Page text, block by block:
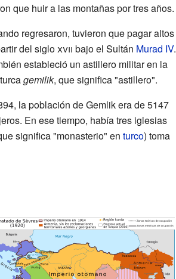
que huir a las montañas por tres años.
regresaron, tuvieron que pagar altos
del sigloxvii bajo el Sultán Murad IV.
estableció un astillero militar en la
gemilik, que significa "astillero".
la población de Gemlik era de 5147
En ese tiempo, había tres iglesias
significa "monasterio" en turco) toma